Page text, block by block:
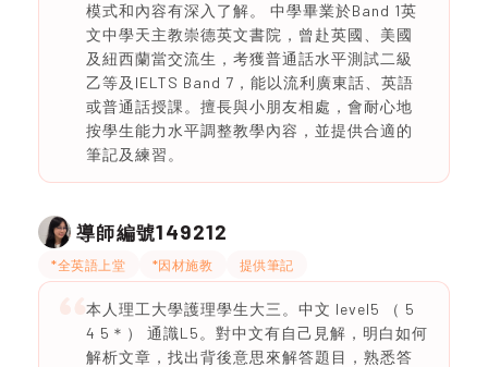
模式和內容有深入了解。 中學畢業於Band 1英
文中學天主教崇德英文書院，曾赴英國、美國
及紐西蘭當交流生，考獲普通話水平測試二級
乙等及IELTS Band 7，能以流利廣東話、英語
或普通話授課。擅長與小朋友相處，會耐心地
按學生能力水平調整教學內容，並提供合適的
筆記及練習。
導師編號149212
*全英語上堂 *因材施教 提供筆記
本人理工大學護理學生大三。中文 level5 （ 5
4 5＊） 通識L5。對中文有自己見解，明白如何
解析文章，找出背後意思來解答題目，熟悉答